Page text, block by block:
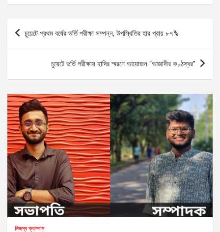
navigation
চুয়েটে প্রথম বর্ষের ভর্তি পরীক্ষা সম্পন্ন, উপস্থিতির হার প্রায় ৮৭%
চুয়েটে ভর্তি পরীক্ষায় হাদির স্মরণে আয়োজন “আজাদীর কণ্ঠস্বর”
নিজস্ব ক্যাম্পাস